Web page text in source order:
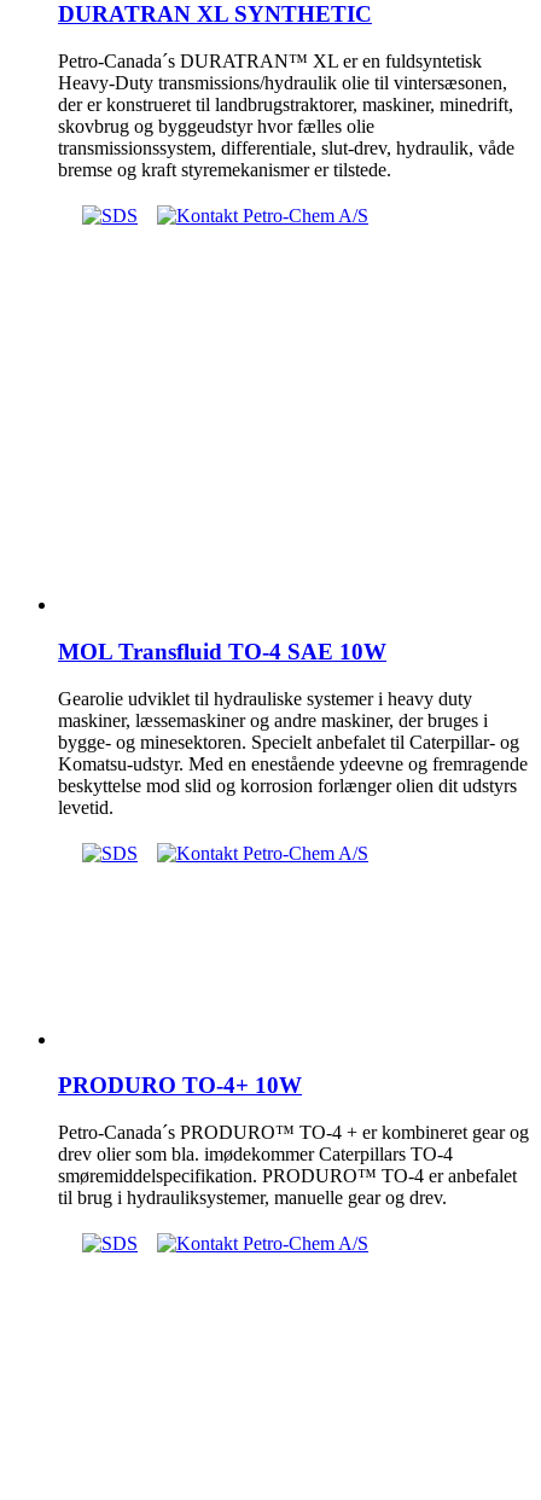
DURATRAN XL SYNTHETIC
Petro-Canada´s DURATRAN™ XL er en fuldsyntetisk
Heavy-Duty transmissions/hydraulik olie til vintersæsonen,
der er konstrueret til landbrugstraktorer, maskiner, minedrift,
skovbrug og byggeudstyr hvor fælles olie
transmissionssystem, differentiale, slut-drev, hydraulik, våde
bremse og kraft styremekanismer er tilstede.
MOL Transfluid TO-4 SAE 10W
Gearolie udviklet til hydrauliske systemer i heavy duty
maskiner, læssemaskiner og andre maskiner, der bruges i
bygge- og minesektoren. Specielt anbefalet til Caterpillar- og
Komatsu-udstyr. Med en enestående ydeevne og fremragende
beskyttelse mod slid og korrosion forlænger olien dit udstyrs
levetid.
PRODURO TO-4+ 10W
Petro-Canada´s PRODURO™ TO-4 + er kombineret gear og
drev olier som bla. imødekommer Caterpillars TO-4
smøremiddelspecifikation. PRODURO™ TO-4 er anbefalet
til brug i hydrauliksystemer, manuelle gear og drev.